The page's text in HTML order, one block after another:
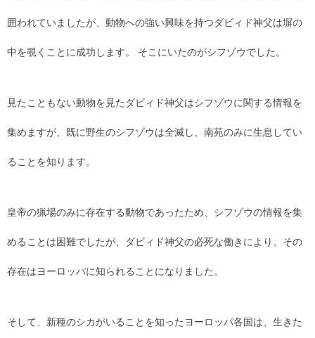
囲われていましたが、動物への強い興味を持つダビィド神父は塀の
中を覗くことに成功します。 そこにいたのがシフゾウでした。
見たこともない動物を見たダビィド神父はシフゾウに関する情報を
集めますが、既に野生のシフゾウは全滅し、南苑のみに生息してい
ることを知ります。
皇帝の猟場のみに存在する動物であったため、シフゾウの情報を集
めることは困難でしたが、ダビィド神父の必死な働きにより、その
存在はヨーロッパに知られることになりました。
そして、新種のシカがいることを知ったヨーロッパ各国は、生きた